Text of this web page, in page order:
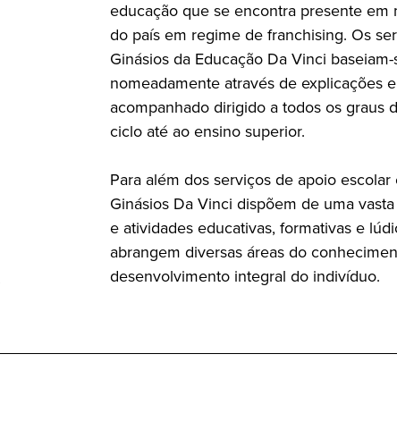
educação que se encontra presente em
do país em regime de franchising. Os
Ginásios da Educação Da Vinci
nomeadamente através de explicações
acompanhado dirigido a todos os graus
ciclo até ao ensino superior.
Para além dos serviços de apoio
Ginásios Da Vinci dispõem de uma
e atividades educativas, formativas e
abrangem diversas áreas do
desenvolvimento integral do indivíduo.